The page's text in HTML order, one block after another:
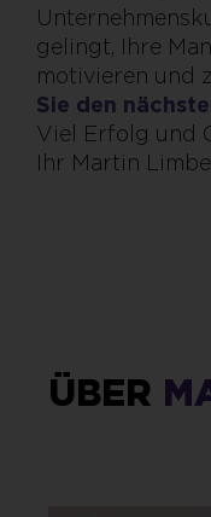
gelingt, Ihre
motivieren und
Sie den
Viel Erfolg und
Ihr Martin
ÜBER